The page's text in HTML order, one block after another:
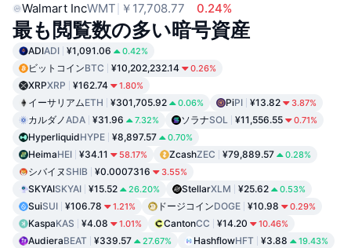
Walmart IncWMT ￥17,708.77 0.24%
最も閲覧数の多い暗号資産
ADIADI ¥1,091.06 0.42%
ビットコインBTC ¥10,202,232.14 0.26%
XRPXRP ¥162.74 1.80%
イーサリアムETH ¥301,705.92 0.06% PiPI ¥13.82 3.87%
カルダノADA ¥31.96 7.32% ソラナSOL ¥11,556.55 0.71%
HyperliquidHYPE ¥8,897.57 0.70%
HeimaHEI ¥34.11 58.17% ZcashZEC ¥79,889.57 0.28%
シバイヌ SHIB ¥0.0007316 3.55%
SKYAISKYAI ¥15.52 26.20% StellarXLM ¥25.62 0.53%
SuiSUI ¥106.78 1.21% ドージコインDOGE ¥10.98 0.29%
KaspaKAS ¥4.08 1.01% CantonCC ¥14.20 10.46%
AudieraBEAT ¥339.57 27.67% HashflowHFT ¥3.88 19.43%